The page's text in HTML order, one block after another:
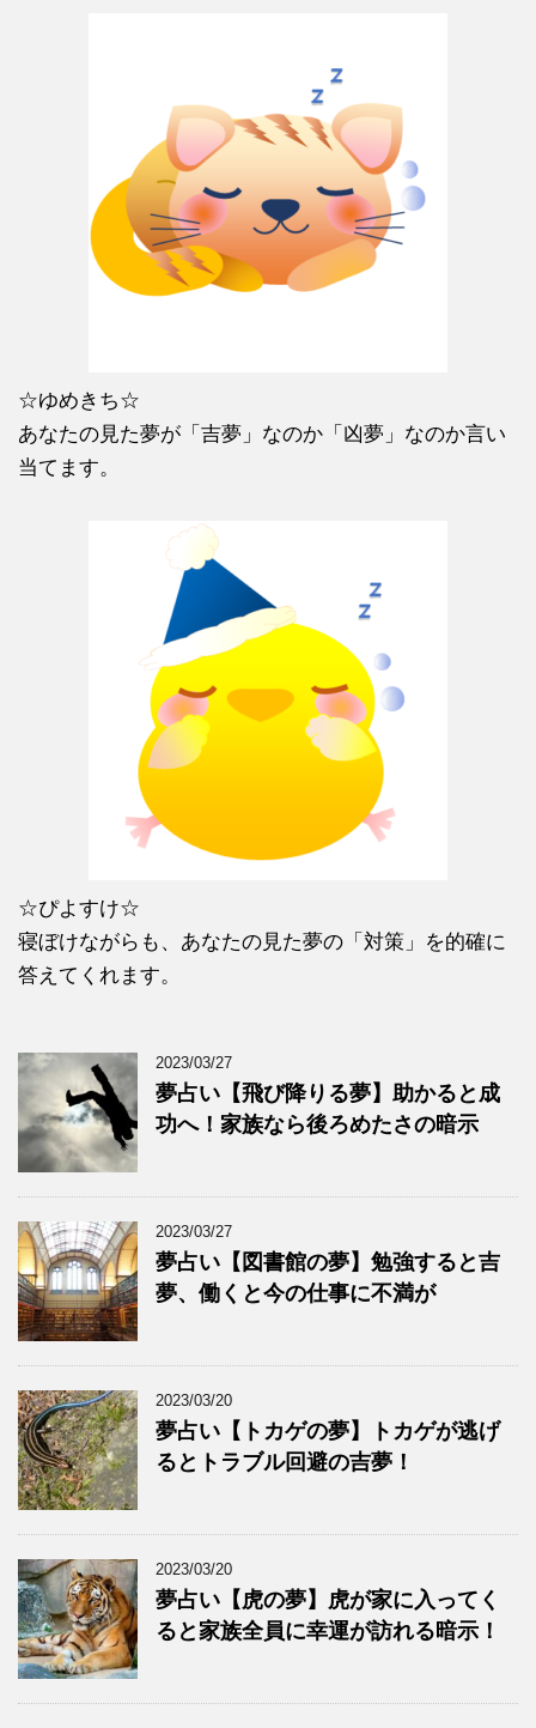
☆ゆめきち☆
あなたの見た夢が「吉夢」なのか「凶夢」なのか言い
当てます。
☆ぴよすけ☆
寝ぼけながらも、あなたの見た夢の「対策」を的確に
答えてくれます。
2023/03/27
夢占い【飛び降りる夢】助かると成
功へ！家族なら後ろめたさの暗示
2023/03/27
夢占い【図書館の夢】勉強すると吉
夢、働くと今の仕事に不満が
2023/03/20
夢占い【トカゲの夢】トカゲが逃げ
るとトラブル回避の吉夢！
2023/03/20
夢占い【虎の夢】虎が家に入ってく
ると家族全員に幸運が訪れる暗示！